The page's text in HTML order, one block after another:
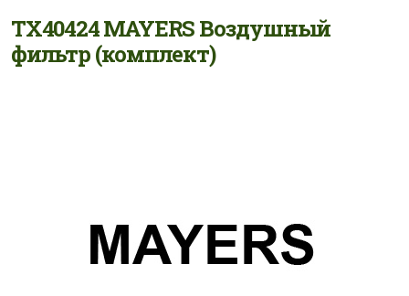
TX40424 MAYERS Воздушный
фильтр (комплект)